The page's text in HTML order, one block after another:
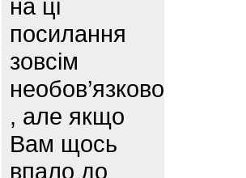
на ці
посилання
зовсім
необов’язково
, але якщо
Вам щось
впало до